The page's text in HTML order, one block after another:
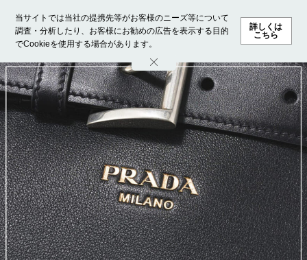
当サイトでは当社の提携先等がお客様のニーズ等について
調査・分析したり、お客様にお勧めの広告を表示する目的
でCookieを使用する場合があります。
詳しくは
こちら
ホーム モデル募集 ランキング ファッション ビューテ